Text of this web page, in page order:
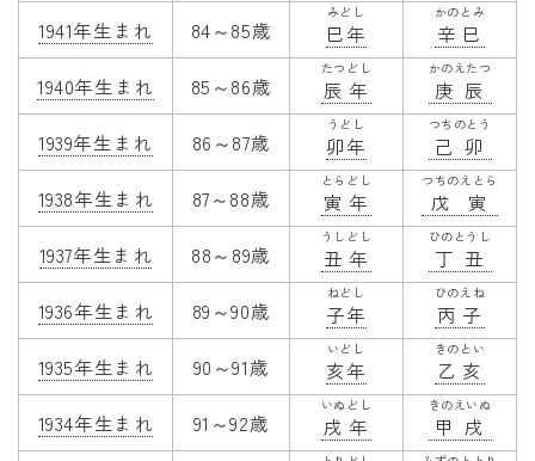
1941年生まれ 84～85歳 巳年
みどし
辛巳
かのとみ
1940年生まれ 85～86歳 辰年
たつどし
庚辰
かのえたつ
1939年生まれ 86～87歳 卯年
うどし
己卯
つちのとう
1938年生まれ 87～88歳 寅年
とらどし
戊寅
つちのえとら
1937年生まれ 88～89歳 丑年
うしどし
丁丑
ひのとうし
1936年生まれ 89～90歳 子年
ねどし
丙子
ひのえね
1935年生まれ 90～91歳 亥年
いどし
乙亥
きのとい
1934年生まれ 91～92歳 戌年
いぬどし
甲戌
きのえいぬ